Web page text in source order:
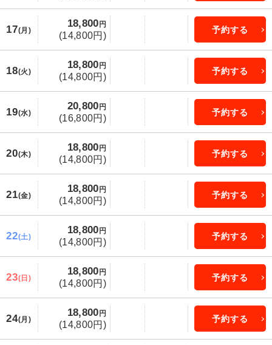
17(月)
18,800 円
(14,800円)
予約する
18(火)
18,800 円
(14,800円)
予約する
19(水)
20,800 円
(16,800円)
予約する
20(木)
18,800 円
(14,800円)
予約する
21(金)
18,800 円
(14,800円)
予約する
22(土)
18,800 円
(14,800円)
予約する
23(日)
18,800 円
(14,800円)
予約する
24(月)
18,800 円
(14,800円)
予約する